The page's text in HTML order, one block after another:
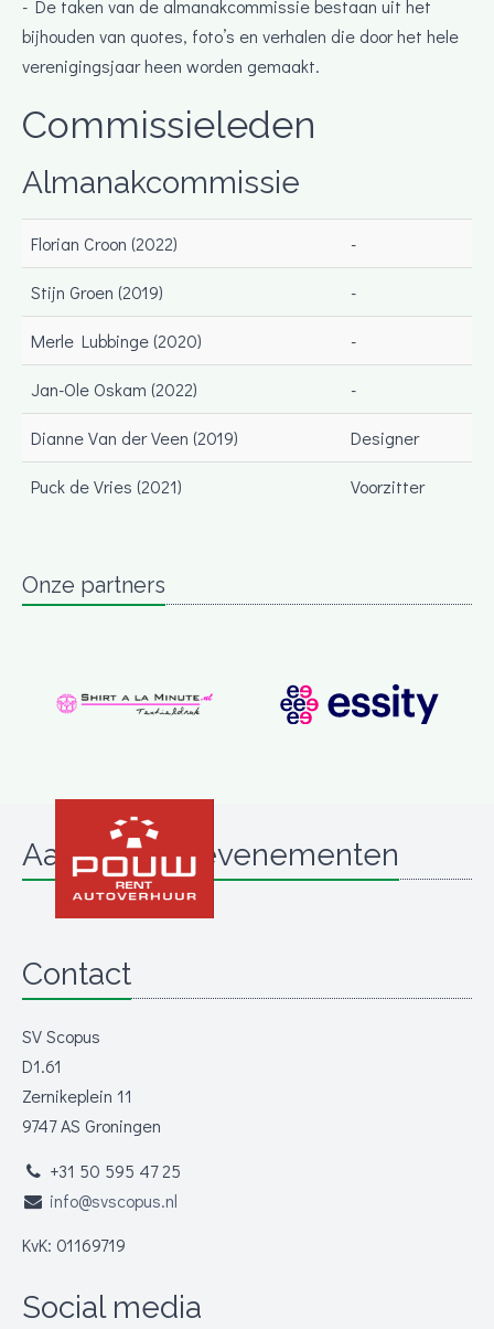
- De taken van de almanakcommissie bestaan uit het
bijhouden van quotes, foto’s en verhalen die door het hele
verenigingsjaar heen worden gemaakt.
Commissieleden
Almanakcommissie
Florian Croon (2022) -
Stijn Groen (2019) -
Merle Lubbinge (2020) -
Jan-Ole Oskam (2022) -
Dianne Van der Veen (2019) Designer
Puck de Vries (2021) Voorzitter
Onze partners
Aanstaande evenementen
Contact
SV Scopus
D1.61
Zernikeplein 11
9747 AS Groningen
+31 50 595 47 25
info@svscopus.nl
KvK: 01169719
Social media